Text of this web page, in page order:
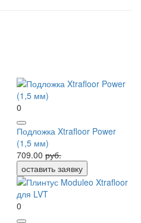
0
Подложка Xtrafloor Power
(1,5 мм)
709.00 руб.
оставить заявку
0